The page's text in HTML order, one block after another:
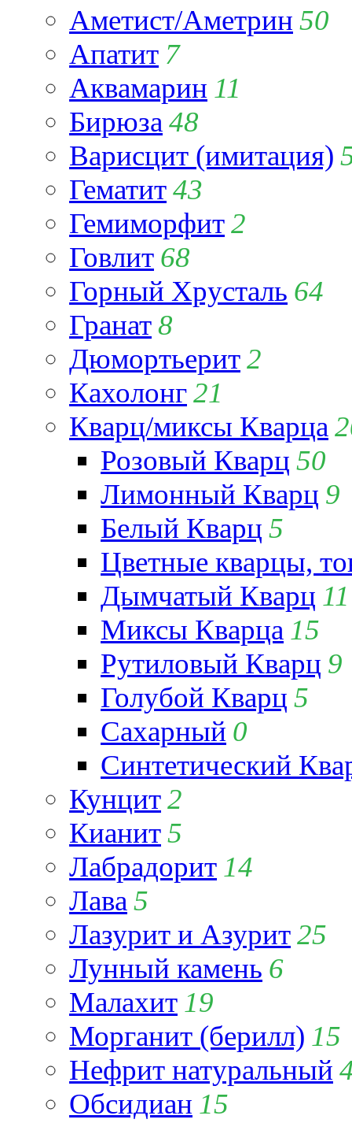
Аметист/Аметрин 50
Апатит 7
Аквамарин 11
Бирюза 48
Варисцит (имитация)
Гематит43
Гемиморфит2
Говлит 68
Горный Хрусталь 64
Гранат8
Дюмортьерит2
Кахолонг21
Кварц/миксы Кварца
Розовый Кварц 50
Лимонный Кварц 9
Белый Кварц 5
Цветные кварцы,
Дымчатый Кварц 11
Миксы Кварца 15
Рутиловый Кварц 9
Голубой Кварц 5
Сахарный 0
Синтетический
Кунцит2
Кианит5
Лабрадорит 14
Лава 5
Лазурит и Азурит25
Лунный камень 6
Малахит 19
Морганит (берилл) 15
Нефрит натуральный
Обсидиан 15